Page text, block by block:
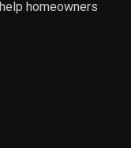
homeowners